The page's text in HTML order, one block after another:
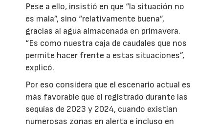
Pese a ello, insistió en que “la situación no
es mala”, sino “relativamente buena”,
gracias al agua almacenada en primavera.
“Es como nuestra caja de caudales que nos
permite hacer frente a estas situaciones”,
explicó.
Por eso considera que el escenario actual es
más favorable que el registrado durante las
sequías de 2023 y 2024, cuando existían
numerosas zonas en alerta e incluso en